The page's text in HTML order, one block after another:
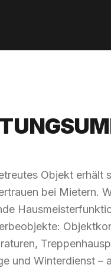
Objekt erhält
bei Mietern.
und Winterdienst –